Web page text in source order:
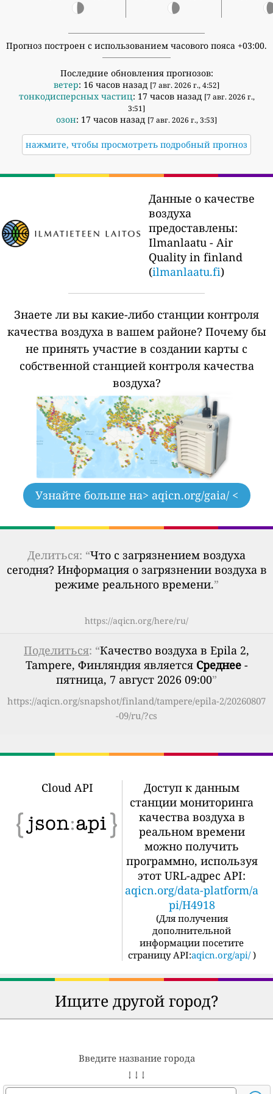
Прогноз построен с использованием часового пояса +03:00.
Последние обновления прогнозов:
ветер: 16 часов назад [7 авг. 2026 г., 4:52]
тонкодисперсных частиц: 17 часов назад [7 авг. 2026 г.,
3:51]
озон: 17 часов назад [7 авг. 2026 г., 3:53]
нажмите, чтобы просмотреть подробный прогноз
Данные о качестве
воздуха
предоставлены:
Ilmanlaatu - Air
Quality in finland
(ilmanlaatu.fi)
Знаете ли вы какие-либо станции контроля
качества воздуха в вашем районе? Почему бы
не принять участие в создании карты с
собственной станцией контроля качества
воздуха?
Узнайте больше на> aqicn.org/gaia/ <
Делиться: “Что с загрязнением воздуха
сегодня? Информация о загрязнении воздуха в
режиме реального времени.”
https://aqicn.org/here/ru/
Поделиться: “Качество воздуха в Epila 2,
Tampere, Финляндия является Среднее-
пятница, 7 август 2026 09:00”
https://aqicn.org/snapshot/finland/tampere/epila-2/20260807
-09/ru/?cs
Cloud API
Доступ к данным
станции мониторинга
качества воздуха в
реальном времени
можно получить
программно, используя
этот URL-адрес API:
aqicn.org/data-platform/a
pi/H4918
(Для получения
дополнительной
информации посетите
страницу API:aqicn.org/api/ )
Ищите другой город?
Введите название города
↓ ↓ ↓